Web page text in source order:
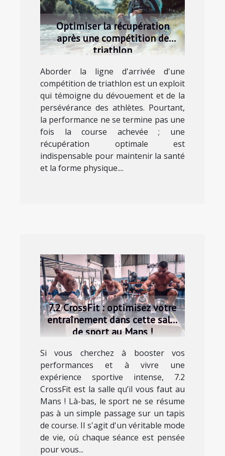
Optimiser la récupération
après une compétition de
triathlon
Aborder la ligne d'arrivée d'une
compétition de triathlon est un exploit
qui témoigne du dévouement et de la
persévérance des athlètes. Pourtant,
la performance ne se termine pas une
fois la course achevée ; une
récupération optimale est
indispensable pour maintenir la santé
et la forme physique....
7.2 CrossFit : optimisez votre
entraînement dans cette salle
de sport au Mans !
Si vous cherchez à booster vos
performances et à vivre une
expérience sportive intense, 7.2
CrossFit est la salle qu’il vous faut au
Mans ! Là-bas, le sport ne se résume
pas à un simple passage sur un tapis
de course. Il s'agit d'un véritable mode
de vie, où chaque séance est pensée
pour vous...